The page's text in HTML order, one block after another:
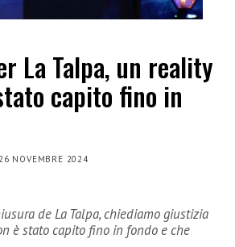
La Talpa, un reality
capito fino in
26 NOVEMBRE 2024
de La Talpa, chiediamo giustizia
è stato capito fino in fondo e che